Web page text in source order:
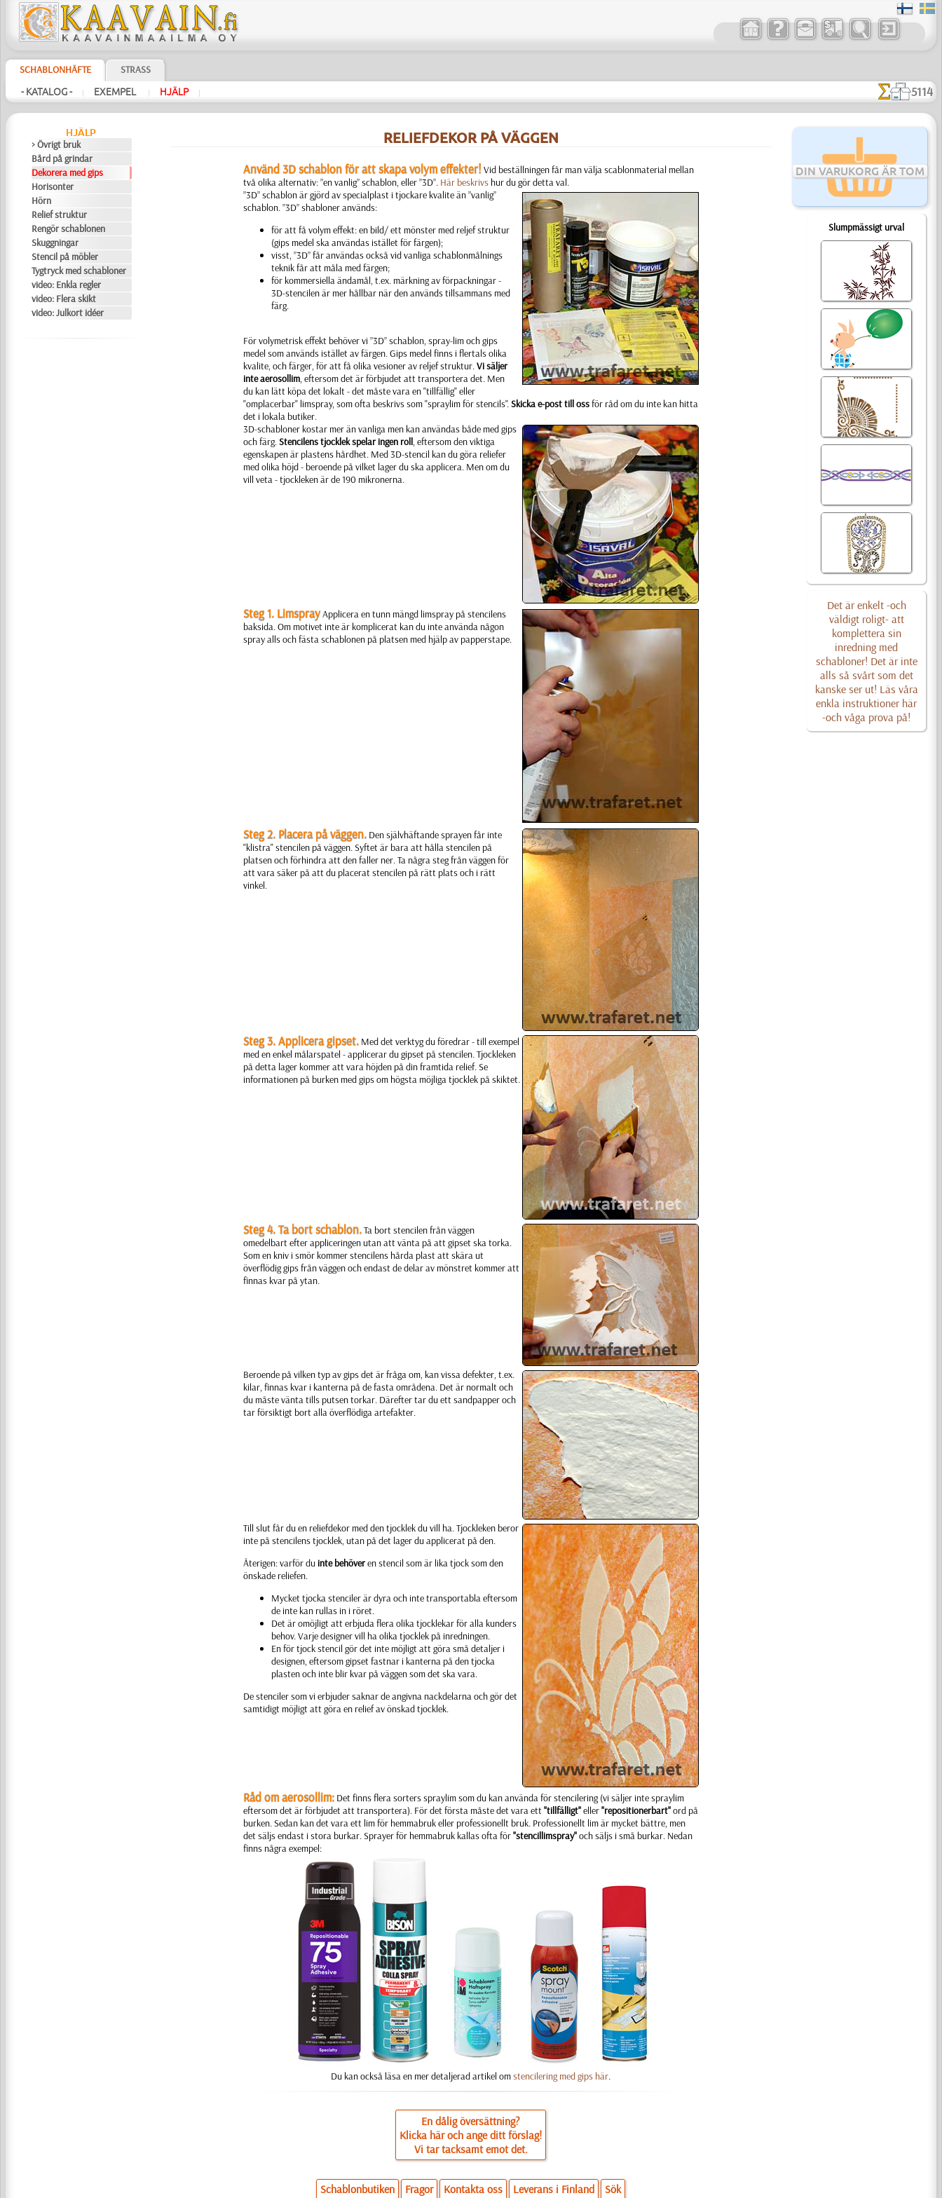
SCHABLONHÄFTE STRASS
- KATALOG - | EXEMPEL | HJÄLP | 5114
HJÄLP
> Övrigt bruk
Bård på grindar
Dekorera med gips
Horisonter
Hörn
Relief struktur
Rengör schablonen
Skuggningar
Stencil på möbler
Tygtryck med schabloner
video: Enkla regler
video: Flera skikt
video: Julkort idéer
DIN VARUKORG ÄR TOM
Slumpmässigt urval
Det är enkelt -och
väldigt roligt- att
komplettera sin
inredning med
schabloner! Det är inte
alls så svårt som det
kanske ser ut! Läs våra
enkla instruktioner här
-och våga prova på!
RELIEFDEKOR PÅ VÄGGEN
Använd 3D schablon för att skapa volym effekter! Vid beställningen får man välja scablonmaterial mellan
två olika alternativ: ”en vanlig” schablon, eller ”3D”. Här beskrivshur du gör detta val.
”3D” schablon är gjörd av specialplast i tjockare kvalite än ”vanlig”
schablon. ”3D” shabloner används:
för att få volym effekt: en bild/ ett mönster med reljef struktur
(gips medel ska användas istället för färgen);
visst, ”3D” får användas också vid vanliga schablonmålnings
teknik får att måla med färgen;
för kommersiella ändamål, t.ex. märkning av förpackningar -
3D-stencilen är mer hållbar när den används tillsammans med
färg.
För volymetrisk effekt behöver vi ”3D” schablon, spray-lim och gips
medel som används istället av färgen. Gips medel finns i flertals olika
kvalite, och färger, för att få olika vesioner av reljef struktur.Vi säljer
inte aerosollim, eftersom det är förbjudet att transportera det. Men
du kan lätt köpa det lokalt - det måste vara en "tillfällig" eller
"omplacerbar" limspray, som ofta beskrivs som "spraylim för stencils".Skicka e-post till ossför råd om du inte kan hitta
det i lokala butiker.
3D-schabloner kostar mer än vanliga men kan användas både med gips
och färg.Stencilens tjocklek spelar ingen roll, eftersom den viktiga
egenskapen är plastens hårdhet. Med 3D-stencil kan du göra reliefer
med olika höjd - beroende på vilket lager du ska applicera. Men om du
vill veta - tjockleken är de 190 mikronerna.
Steg 1. LimsprayApplicera en tunn mängd limspray på stencilens
baksida. Om motivet inte är komplicerat kan du inte använda någon
spray alls och fästa schablonen på platsen med hjälp av papperstape.
Steg 2. Placera på väggen.Den självhäftande sprayen får inte
"klistra" stencilen på väggen. Syftet är bara att hålla stencilen på
platsen och förhindra att den faller ner. Ta några steg från väggen för
att vara säker på att du placerat stencilen på rätt plats och i rätt
vinkel.
Steg 3. Applicera gipset.Med det verktyg du föredrar - till exempel
med en enkel målarspatel - applicerar du gipset på stencilen. Tjockleken
på detta lager kommer att vara höjden på din framtida relief. Se
informationen på burken med gips om högsta möjliga tjocklek på skiktet.
Steg 4. Ta bort schablon.Ta bort stencilen från väggen
omedelbart efter appliceringen utan att vänta på att gipset ska torka.
Som en kniv i smör kommer stencilens hårda plast att skära ut
överflödig gips från väggen och endast de delar av mönstret kommer att
finnas kvar på ytan.
Beroende på vilken typ av gips det är fråga om, kan vissa defekter, t.ex.
kilar, finnas kvar i kanterna på de fasta områdena. Det är normalt och
du måste vänta tills putsen torkar. Därefter tar du ett sandpapper och
tar försiktigt bort alla överflödiga artefakter.
Till slut får du en reliefdekor med den tjocklek du vill ha. Tjockleken beror
inte på stencilens tjocklek, utan på det lager du applicerat på den.
Återigen: varför du inte behöveren stencil som är lika tjock som den
önskade reliefen.
Mycket tjocka stenciler är dyra och inte transportabla eftersom
de inte kan rullas in i röret.
Det är omöjligt att erbjuda flera olika tjocklekar för alla kunders
behov. Varje designer vill ha olika tjocklek på inredningen.
En för tjock stencil gör det inte möjligt att göra små detaljer i
designen, eftersom gipset fastnar i kanterna på den tjocka
plasten och inte blir kvar på väggen som det ska vara.
De stenciler som vi erbjuder saknar de angivna nackdelarna och gör det
samtidigt möjligt att göra en relief av önskad tjocklek.
Råd om aerosollim:Det finns flera sorters spraylim som du kan använda för stencilering (vi säljer inte spraylim
eftersom det är förbjudet att transportera). För det första måste det vara ett "tillfälligt"eller"repositionerbart"ord på
burken. Sedan kan det vara ett lim för hemmabruk eller professionellt bruk. Professionellt lim är mycket bättre, men
det säljs endast i stora burkar. Sprayer för hemmabruk kallas ofta för"stencillimspray"och säljs i små burkar. Nedan
finns några exempel:
Du kan också läsa en mer detaljerad artikel omstencilering med gips här.
En dålig översättning?
Klicka här och ange ditt förslag!
Vi tar tacksamt emot det.
Schablonbutiken Fragor Kontakta oss Leverans i Finland Sök